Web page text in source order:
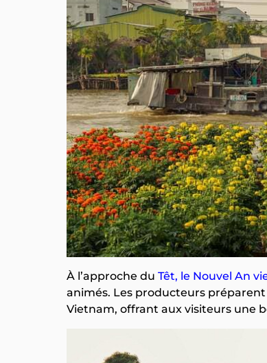
À l’approche du Têt, le Nouvel An
animés. Les producteurs
Vietnam, offrant aux visiteurs une